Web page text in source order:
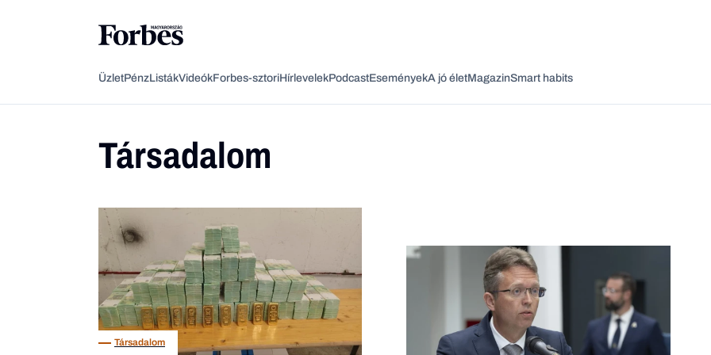
Vagy fedezze fel a következő témákat
Pénz Zöld
ÜzletPénzListákVideókForbes-sztoriHírlevelekPodcastEseményekA jó életMagazinSmart habits
Társadalom
Társadalom